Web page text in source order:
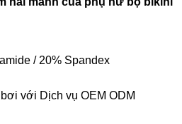
/ 20% Spandex
với Dịch vụ OEM ODM